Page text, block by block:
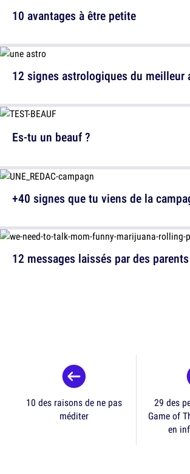
10 avantages à être petite
12 signes astrologiques du meilleur
12 messages laissés par des
Es-tu un beauf ?
+40 signes que tu viens de la
10 des raisons de ne pas
méditer
29 des
Game of
en